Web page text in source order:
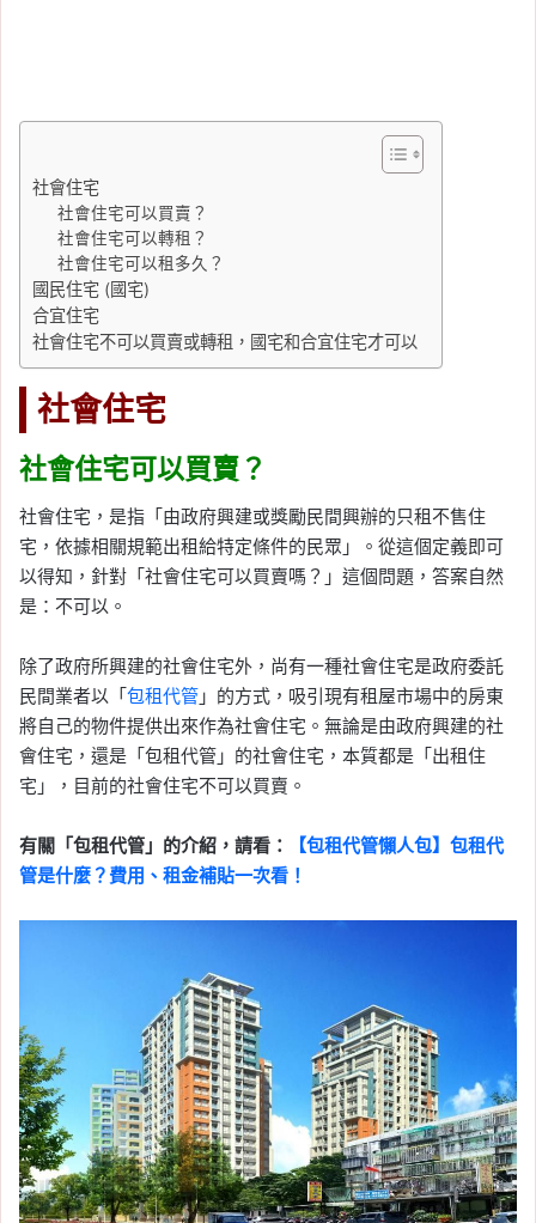
社會住宅
社會住宅可以買賣？
社會住宅可以轉租？
社會住宅可以租多久？
國民住宅 (國宅)
合宜住宅
社會住宅不可以買賣或轉租，國宅和合宜住宅才可以
社會住宅
社會住宅可以買賣？
社會住宅，是指「由政府興建或獎勵民間興辦的只租不售住
宅，依據相關規範出租給特定條件的民眾」。從這個定義即可
以得知，針對「社會住宅可以買賣嗎？」這個問題，答案自然
是：不可以。
除了政府所興建的社會住宅外，尚有一種社會住宅是政府委託
民間業者以「 包租代管 」的方式，吸引現有租屋市場中的房東
將自己的物件提供出來作為社會住宅。無論是由政府興建的社
會住宅，還是「包租代管」的社會住宅，本質都是「出租住
宅」，目前的社會住宅不可以買賣。
有關「包租代管」的介紹，請看：
【包租代管懶人包】包租代
管是什麼？費用、租金補貼一次看！